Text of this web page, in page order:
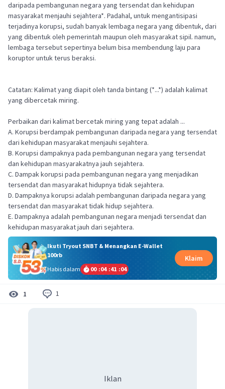
daripada pembangunan negara yang tersendat dan kehidupan
masyarakat menjauhi sejahtera*. Padahal, untuk mengantisipasi
terjadinya korupsi, sudah banyak lembaga negara yang dibentuk, dari
yang dibentuk oleh pemerintah maupun oleh masyarakat sipil. namun,
lembaga tersebut sepertinya belum bisa membendung laju para
koruptor untuk terus beraksi.
Catatan: Kalimat yang diapit oleh tanda bintang (*...*) adalah kalimat
yang dibercetak miring.
Perbaikan dari kalimat bercetak miring yang tepat adalah ...
A. Korupsi berdampak pembangunan daripada negara yang tersendat
dari kehidupan masyarakat menjauhi sejahtera.
B. Korupsi dampaknya pada pembangunan negara yang tersendat
dan kehidupan masyarakatnya jauh sejahtera.
C. Dampak korupsi pada pembangunan negara yang menjadikan
tersendat dan masyarakat hidupnya tidak sejahtera.
D. Dampaknya korupsi adalah pembangunan daripada negara yang
tersendat dan masyarakat tidak hidup sejahtera.
E. Dampaknya adalah pembangunan negara menjadi tersendat dan
kehidupan masyarakat jauh dari sejahtera.
Ikuti Tryout SNBT & Menangkan E-Wallet
100rb
Habis dalam
00 :04 :41 :04
Klaim
1 1
Iklan